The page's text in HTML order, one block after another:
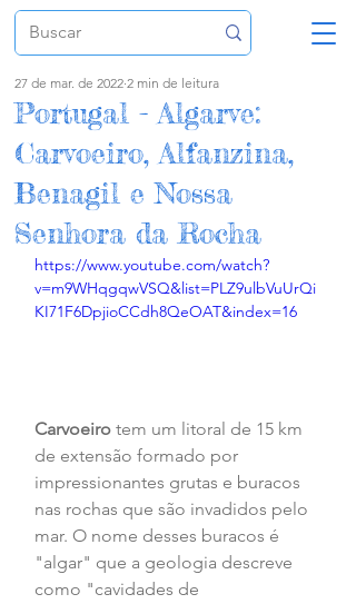
Portugal - Algarve:
Carvoeiro, Alfanzina,
Benagil e Nossa
Senhora da Rocha
27 de mar. de 2022 2 min de leitura
https://www.youtube.com/watch?
v=m9WHqgqwVSQ&list=PLZ9ulbVuUrQi
KI71F6DpjioCCdh8QeOAT&index=16
Carvoeiro tem um litoral de 15 km
de extensão formado por
impressionantes grutas e buracos
nas rochas que são invadidos pelo
mar. O nome desses buracos é
"algar" que a geologia descreve
como "cavidades de